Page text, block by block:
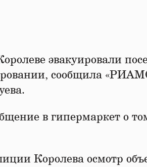
эвакуировали
сообщила
в гипермаркет о
Королева осмотр